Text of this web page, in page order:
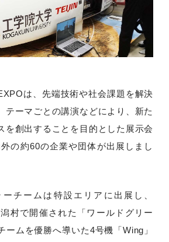
は、先端技術や社会課題を解決
テーマごとの講演などにより、新た
を創出することを目的とした展示会
の約60の企業や団体が出展しまし
チームは特設エリアに出展し、
村で開催された「ワールドグリー
ームを優勝へ導いた4号機「Wing」